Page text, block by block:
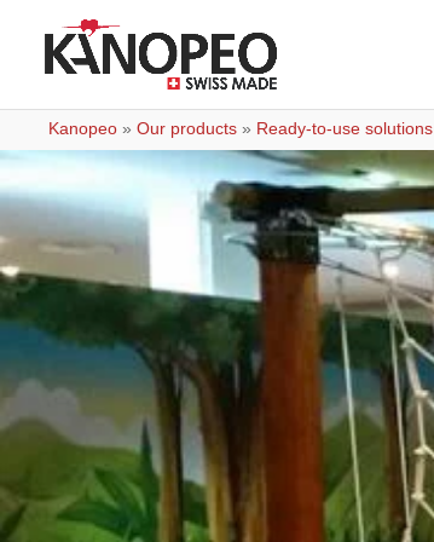
Kanopeo » Our products » Ready-to-use solutions